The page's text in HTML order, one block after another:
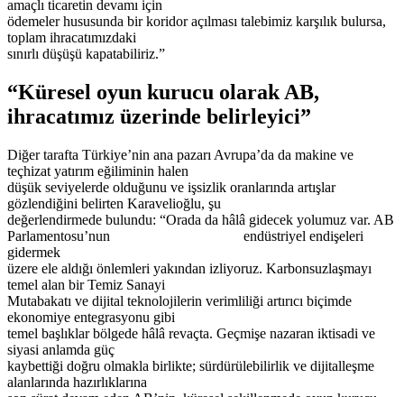
amaçlı ticaretin devamı için
ödemeler hususunda bir koridor açılması talebimiz karşılık bulursa,
toplam ihracatımızdaki
sınırlı düşüşü kapatabiliriz.”
“Küresel oyun kurucu olarak AB,
ihracatımız üzerinde belirleyici”
Diğer tarafta Türkiye’nin ana pazarı Avrupa’da da makine ve
teçhizat yatırım eğiliminin halen
düşük seviyelerde olduğunu ve işsizlik oranlarında artışlar
gözlendiğini belirten Karavelioğlu, şu
değerlendirmede bulundu: “Orada da hâlâ gidecek yolumuz var. AB
Parlamentosu’nun endüstriyel endişeleri
gidermek
üzere ele aldığı önlemleri yakından izliyoruz. Karbonsuzlaşmayı
temel alan bir Temiz Sanayi
Mutabakatı ve dijital teknolojilerin verimliliği artırıcı biçimde
ekonomiye entegrasyonu gibi
temel başlıklar bölgede hâlâ revaçta. Geçmişe nazaran iktisadi ve
siyasi anlamda güç
kaybettiği doğru olmakla birlikte; sürdürülebilirlik ve dijitalleşme
alanlarında hazırlıklarına